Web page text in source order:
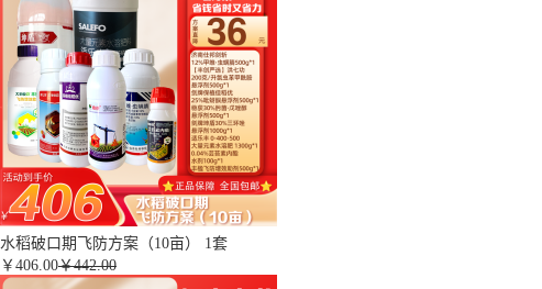
水稻破口期飞防方案（10亩） 1套
￥ 406.00￥442.00